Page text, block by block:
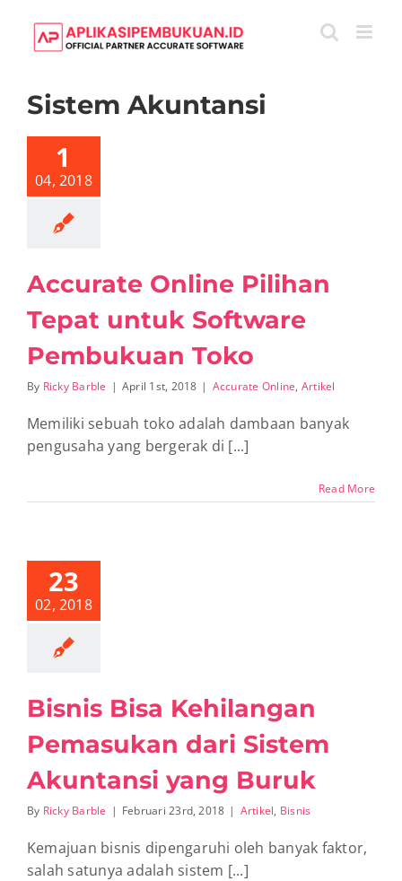
content
Sistem Akuntansi
1
04, 2018
Tepat
Software
Toko
Online Artikel
Accurate Online Pilihan
Tepat untuk Software
Pembukuan Toko
By Ricky Barble | April 1st, 2018 | Accurate Online, Artikel
Memiliki sebuah toko adalah dambaan banyak
pengusaha yang bergerak di [...]
Read More
23
02, 2018
Akuntansi
Buruk
Bisnis
Bisnis Bisa Kehilangan
Pemasukan dari Sistem
Akuntansi yang Buruk
By Ricky Barble | Februari 23rd, 2018 | Artikel, Bisnis
Kemajuan bisnis dipengaruhi oleh banyak faktor,
salah satunya adalah sistem [...]